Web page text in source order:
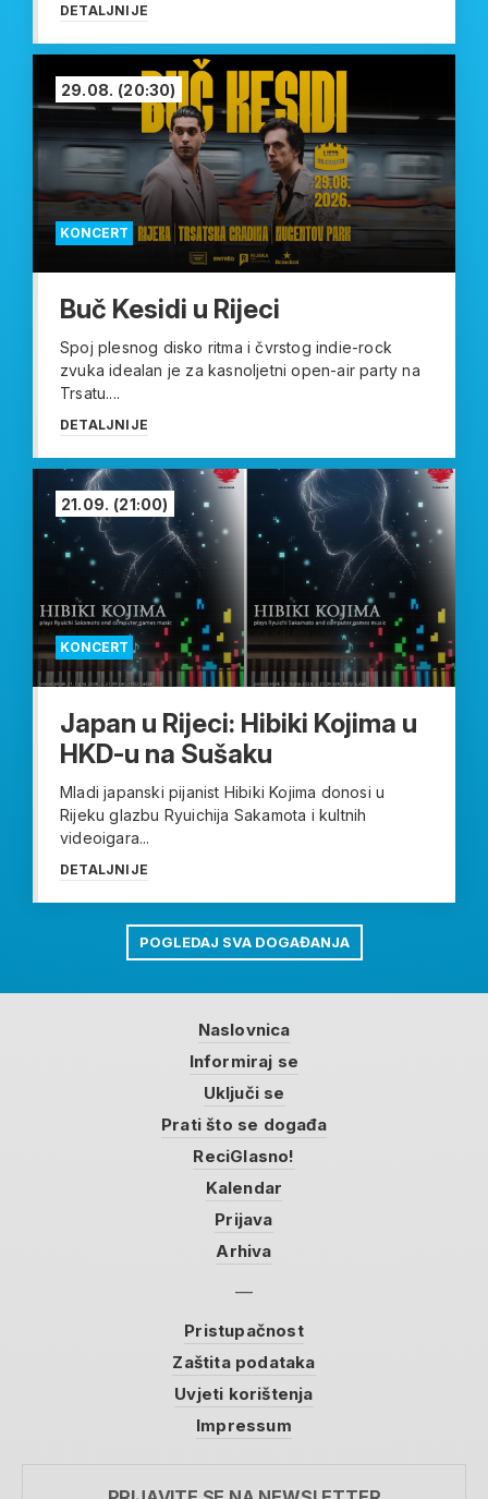
DETALJNIJE
KONCERT
29.08. (20:30)
Buč Kesidi u Rijeci
Spoj plesnog disko ritma i čvrstog indie-rock
zvuka idealan je za kasnoljetni open-air party na
Trsatu....
DETALJNIJE
KONCERT
21.09. (21:00)
Japan u Rijeci: Hibiki Kojima u
HKD-u na Sušaku
Mladi japanski pijanist Hibiki Kojima donosi u
Rijeku glazbu Ryuichija Sakamota i kultnih
videoigara...
DETALJNIJE
POGLEDAJ SVA DOGAĐANJA
Naslovnica
Informiraj se
Uključi se
Prati što se događa
ReciGlasno!
Kalendar
Prijava
Arhiva
Pristupačnost
Zaštita podataka
Uvjeti korištenja
Impressum